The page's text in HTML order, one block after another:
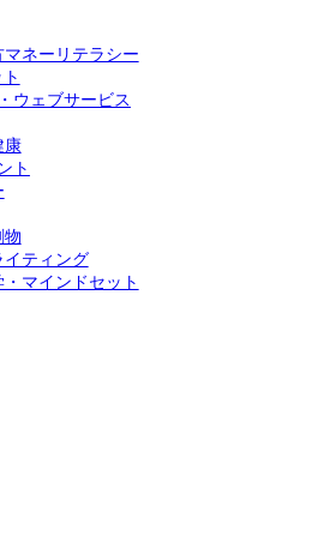
ネーリテラシー
ウェブサービス
康
ト
物
ティング
マインドセット